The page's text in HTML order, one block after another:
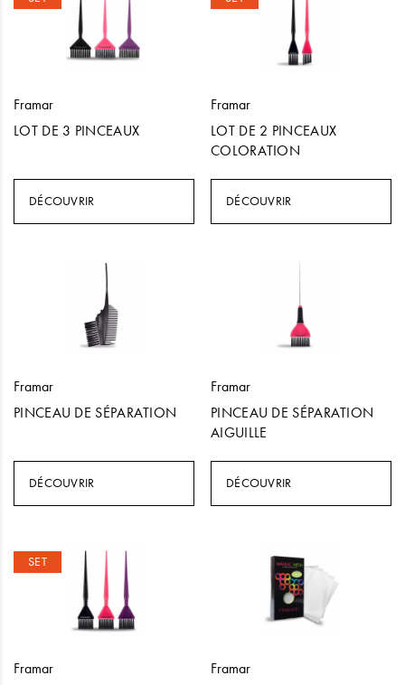
Framar
LOT DE 3 PINCEAUX
DÉCOUVRIR
Framar
LOT DE 2 PINCEAUX
COLORATION
DÉCOUVRIR
Framar
PINCEAU DE SÉPARATION
DÉCOUVRIR
Framar
PINCEAU DE SÉPARATION
AIGUILLE
DÉCOUVRIR
SET
Framar
Framar